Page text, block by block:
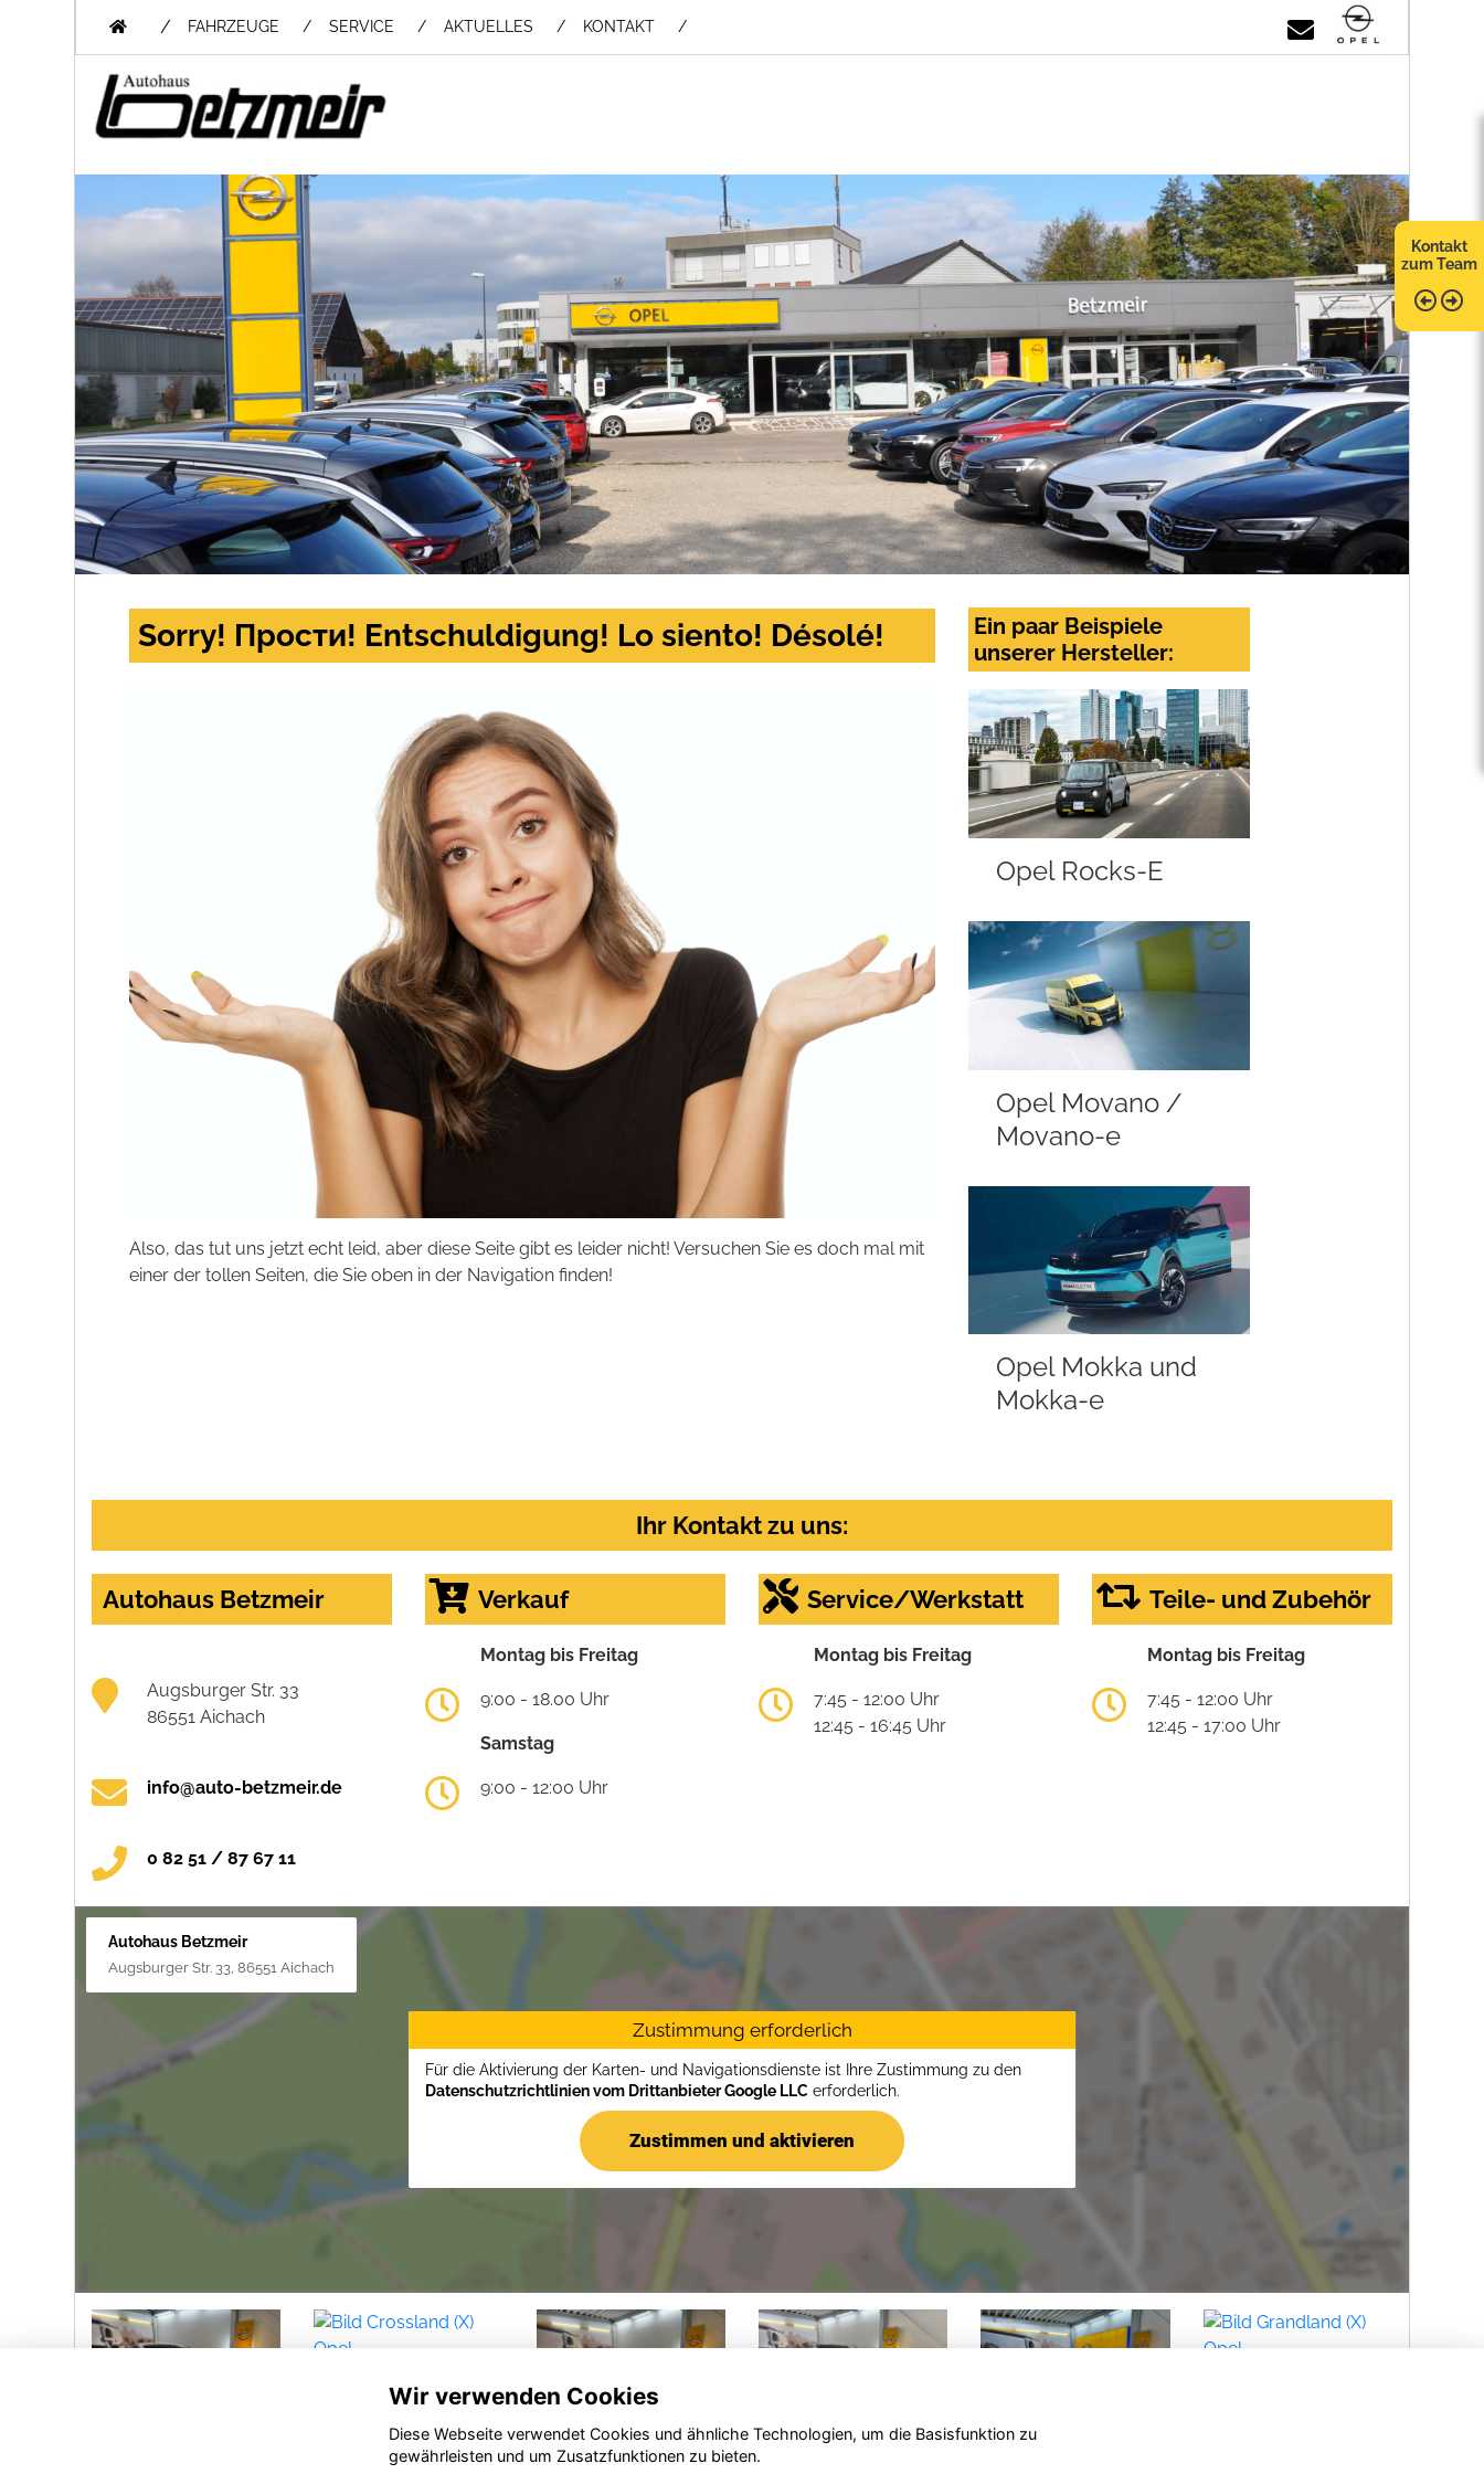
/ FAHRZEUGE SERVICE AKTUELLES KONTAKT
Kontakt
zum Team
Sorry! Прости! Entschuldigung! Lo siento! Désolé!
Also, das tut uns jetzt echt leid, aber diese Seite gibt es leider nicht! Versuchen Sie es doch mal mit
einer der tollen Seiten, die Sie oben in der Navigation finden!
Ein paar Beispiele
unserer Hersteller:
Opel Rocks-E
Opel Movano /
Movano-e
Opel Mokka und
Mokka-e
Ihr Kontakt zu uns:
Autohaus Betzmeir
Augsburger Str. 33
86551 Aichach
info@auto-betzmeir.de
0 82 51 / 87 67 11
Verkauf
Montag bis Freitag
9:00 - 18.00 Uhr
Samstag
9:00 - 12:00 Uhr
Service/Werkstatt
Montag bis Freitag
7:45 - 12:00 Uhr
12:45 - 16:45 Uhr
Teile- und Zubehör
Montag bis Freitag
7:45 - 12:00 Uhr
12:45 - 17:00 Uhr
Autohaus Betzmeir
Augsburger Str. 33, 86551 Aichach
Zustimmung erforderlich
Für die Aktivierung der Karten- und Navigationsdienste ist Ihre Zustimmung zu den
Datenschutzrichtlinien vom Drittanbieter Google LLC erforderlich.
Zustimmen und aktivieren
Wir verwenden Cookies
Diese Webseite verwendet Cookies und ähnliche Technologien, um die Basisfunktion zu
gewährleisten und um Zusatzfunktionen zu bieten.